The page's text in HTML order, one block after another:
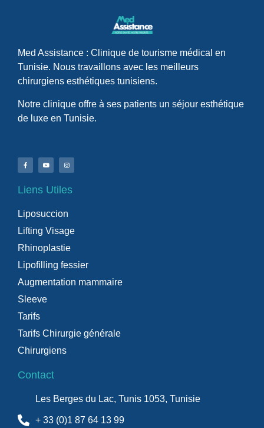
Med Assistance : Clinique de tourisme médical en
Tunisie. Nous travaillons avec les meilleurs
chirurgiens esthétiques tunisiens.
Notre clinique offre à ses patients un séjour esthétique
de luxe en Tunisie.
Liens Utiles
Liposuccion
Lifting Visage
Rhinoplastie
Lipofilling fessier
Augmentation mammaire
Sleeve
Tarifs
Tarifs Chirurgie générale
Chirurgiens
Contact
Les Berges du Lac, Tunis 1053, Tunisie
+ 33 (0)1 87 64 13 99